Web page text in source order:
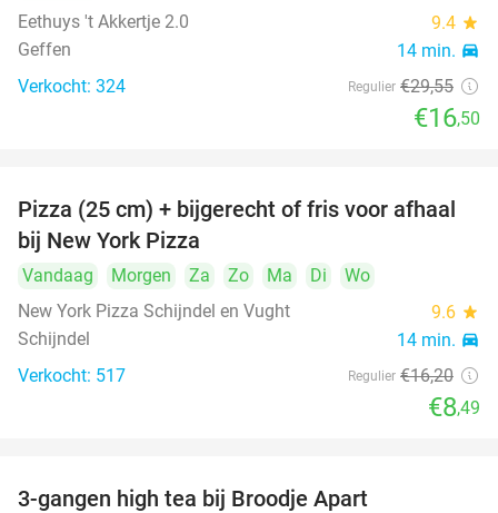
Eethuys 't Akkertje 2.0
9.4 star
Geffen 14 min. directions_car
Verkocht: 324 Regulier €29,55
€16,50
48%
Pizza (25 cm) + bijgerecht of fris voor afhaal
bij New York Pizza
Vandaag Morgen Za Zo Ma Di
Wo
New York Pizza Schijndel en Vught
9.6 star
Schijndel 14 min. directions_car
Verkocht: 517 Regulier €16,20
€8,49
3-gangen high tea bij Broodje Apart